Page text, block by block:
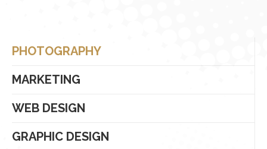
PHOTOGRAPHY
MARKETING
WEB DESIGN
GRAPHIC DESIGN